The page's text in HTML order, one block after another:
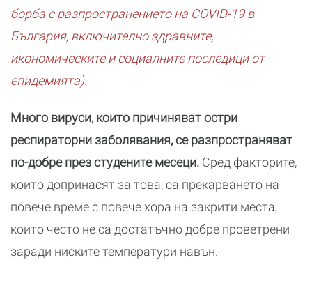
борба с разпространението на COVID-19 в
България, включително здравните,
икономическите и социалните последици от
епидемията).
Много вируси, които причиняват остри
респираторни заболявания, се разпространяват
по-добре през студените месеци. Сред факторите,
които допринасят за това, са прекарването на
повече време с повече хора на закрити места,
които често не са достатъчно добре проветрени
заради ниските температури навън.